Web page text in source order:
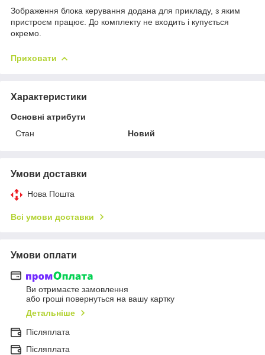
Зображення блока керування додана для прикладу, з яким
пристроєм працює. До комплекту не входить і купується
окремо.
Приховати
Характеристики
Основні атрибути
Стан
Новий
Умови доставки
Нова Пошта
Всі умови доставки
Умови оплати
Ви отримаєте замовлення
або гроші повернуться на вашу картку
Детальніше
Післяплата
Пiсляплата